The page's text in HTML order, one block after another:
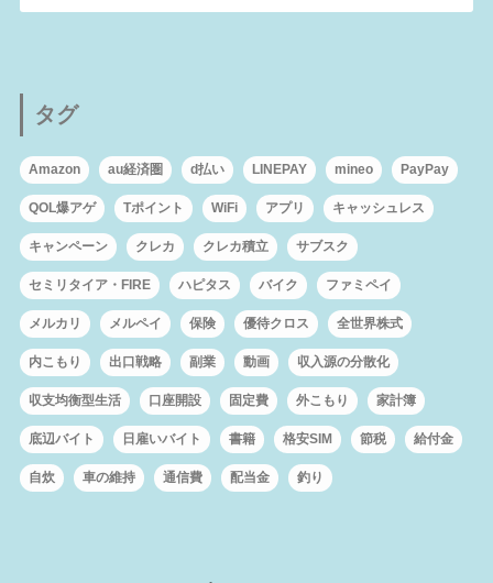
タグ
Amazon au経済圏 d払い LINEPAY mineo PayPay
QOL爆アゲ Tポイント WiFi アプリ キャッシュレス
キャンペーン クレカ クレカ積立 サブスク
セミリタイア・FIRE ハピタス バイク ファミペイ
メルカリ メルペイ 保険 優待クロス 全世界株式
内こもり 出口戦略 副業 動画 収入源の分散化
収支均衡型生活 口座開設 固定費 外こもり 家計簿
底辺バイト 日雇いバイト 書籍 格安SIM 節税 給付金
自炊 車の維持 通信費 配当金 釣り